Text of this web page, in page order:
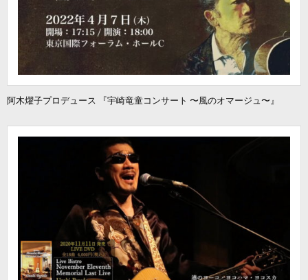
阿木燿子プロデュース 『宇崎竜童コンサート 〜風のオマージュ〜』